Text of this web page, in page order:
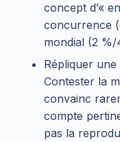
concept d’«
concurrence
mondial (2 %/
Répliquer
Contester la
convainc
compte
pas la